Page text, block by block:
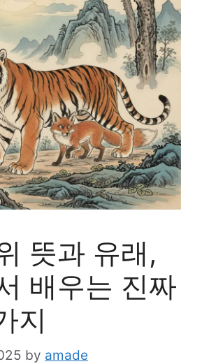
뜻과 유래,
배우는 진짜
지
by amade